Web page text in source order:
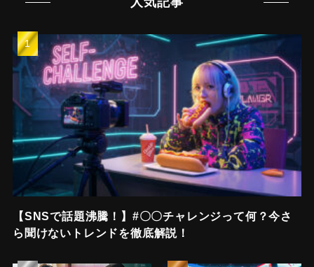
【SNSで話題沸騰！】#〇〇チャレンジって何？今さ
ら聞けないトレンドを徹底解説！